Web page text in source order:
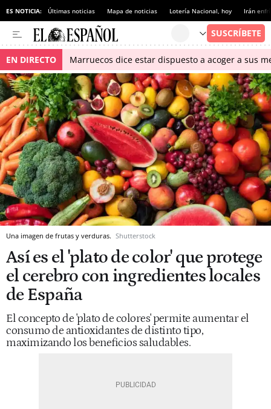
ES NOTICIA: Últimas noticias Mapa de noticias Lotería Nacional, hoy Irán
EN DIRECTO Marruecos dice estar dispuesto a acoger a sus
Una imagen de frutas y verduras. Shutterstock
Así es el 'plato de color' que protege
el cerebro con ingredientes locales
de España
El concepto de 'plato de colores' permite aumentar el
consumo de antioxidantes de distinto tipo,
maximizando los beneficios saludables.